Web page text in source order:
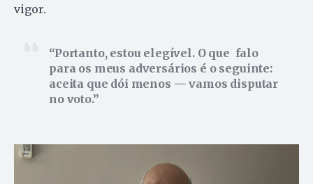
vigor.
Portanto, estou elegível. O que falo
para os meus adversários é o seguinte:
aceita que dói menos — vamos disputar
no voto.